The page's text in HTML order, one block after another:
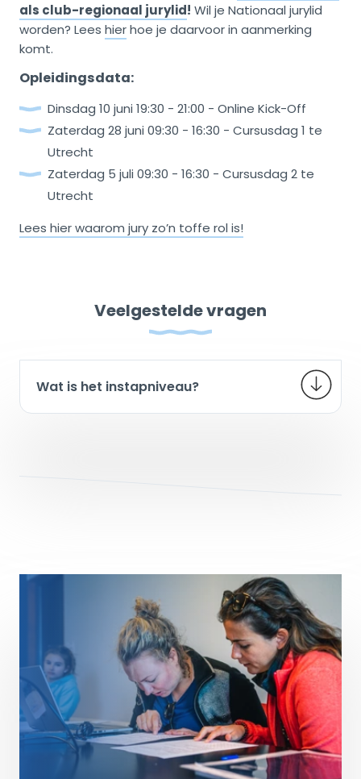
als club-regionaal jurylid! Wil je Nationaal jurylid
worden? Lees hierhoe je daarvoor in aanmerking
komt.
Opleidingsdata:
Dinsdag 10 juni 19:30 - 21:00 - Online Kick-Off
Zaterdag 28 juni 09:30 - 16:30 - Cursusdag 1 te
Utrecht
Zaterdag 5 juli 09:30 - 16:30 - Cursusdag 2 te
Utrecht
Lees hier waarom jury zo’n toffe rol is!
Veelgestelde vragen
Wat is het instapniveau?